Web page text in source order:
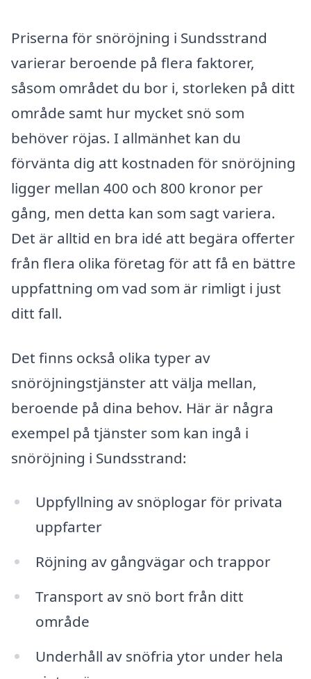
Priserna för snöröjning i Sundsstrand
varierar beroende på flera faktorer,
såsom området du bor i, storleken på ditt
område samt hur mycket snö som
behöver röjas. I allmänhet kan du
förvänta dig att kostnaden för snöröjning
ligger mellan 400 och 800 kronor per
gång, men detta kan som sagt variera.
Det är alltid en bra idé att begära offerter
från flera olika företag för att få en bättre
uppfattning om vad som är rimligt i just
ditt fall.
Det finns också olika typer av
snöröjningstjänster att välja mellan,
beroende på dina behov. Här är några
exempel på tjänster som kan ingå i
snöröjning i Sundsstrand:
Uppfyllning av snöplogar för privata
uppfarter
Röjning av gångvägar och trappor
Transport av snö bort från ditt
område
Underhåll av snöfria ytor under hela